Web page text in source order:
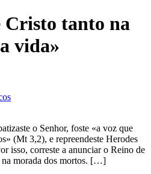
Cristo tanto na
vida»
o Senhor, foste «a voz que
(Mt 3,2), e repreendeste Herodes
isso, correste a anunciar o Reino de
na morada dos mortos. […]